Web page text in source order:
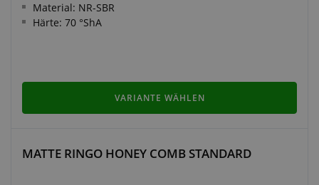
Material: NR-SBR
Härte: 70 °ShA
VARIANTE WÄHLEN
MATTE RINGO HONEY COMB STANDARD